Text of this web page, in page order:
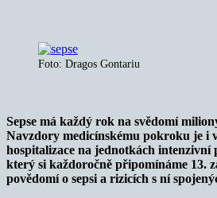
Foto: Dragos Gontariu
Sepse má každý rok na svědomí
Navzdory medicínskému pokroku je i
hospitalizace na jednotkách intenzivní
který si každoročně připomínáme 13.
povědomí o sepsi a rizicích s ní